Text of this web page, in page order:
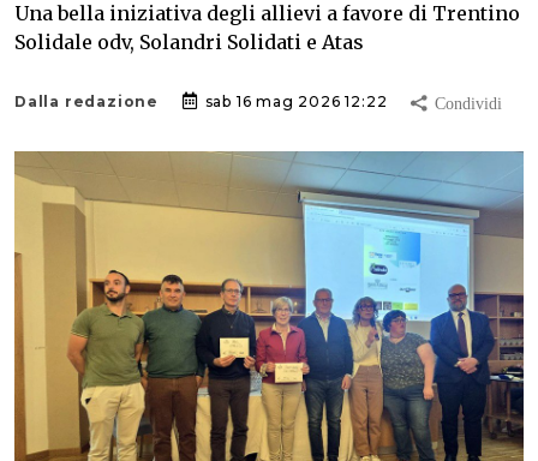
Una bella iniziativa degli allievi a favore di Trentino
Solidale odv, Solandri Solidati e Atas
Dalla redazione sab 16 mag 2026 12:22